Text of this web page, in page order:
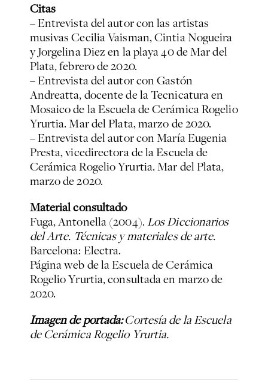
Citas
– Entrevista del autor con las artistas
musivas Cecilia Vaisman, Cintia Nogueira
y Jorgelina Diez en la playa 40 de Mar del
Plata, febrero de 2020.
– Entrevista del autor con Gastón
Andreatta, docente de la Tecnicatura en
Mosaico de la Escuela de Cerámica Rogelio
Yrurtia. Mar del Plata, marzo de 2020.
– Entrevista del autor con María Eugenia
Presta, vicedirectora de la Escuela de
Cerámica Rogelio Yrurtia. Mar del Plata,
marzo de 2020.
Material consultado
Fuga, Antonella (2004).Los Diccionarios
del Arte. Técnicas y materiales de arte.
Barcelona: Electra.
Página web de laEscuela de Cerámica
Rogelio Yrurtia, consultada en marzo de
2020.
Imagen de portada:Cortesía de la Escuela
de Cerámica Rogelio Yrurtia.